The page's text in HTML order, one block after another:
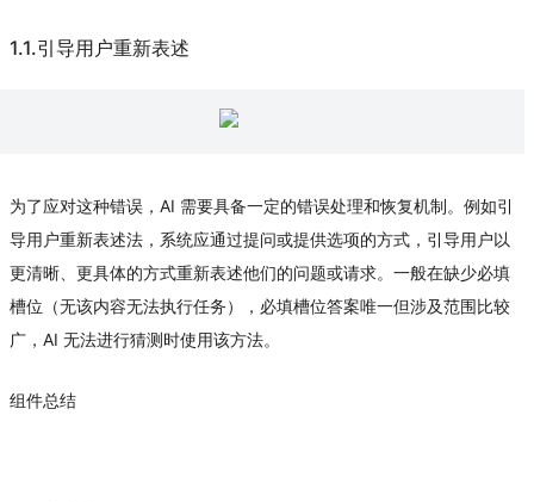
1.1.引导用户重新表述
为了应对这种错误，AI 需要具备一定的错误处理和恢复机制。例如引
导用户重新表述法，系统应通过提问或提供选项的方式，引导用户以
更清晰、更具体的方式重新表述他们的问题或请求。一般在缺少必填
槽位（无该内容无法执行任务），必填槽位答案唯一但涉及范围比较
广，AI 无法进行猜测时使用该方法。
组件总结